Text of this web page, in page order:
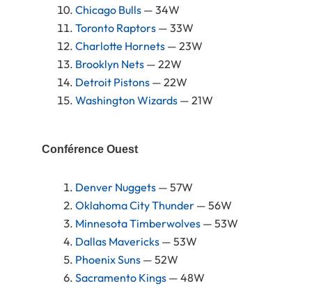
Chicago Bulls — 34W
Toronto Raptors — 33W
Charlotte Hornets — 23W
Brooklyn Nets — 22W
Detroit Pistons — 22W
Washington Wizards — 21W
Conférence Ouest
Denver Nuggets — 57W
Oklahoma City Thunder — 56W
Minnesota Timberwolves — 53W
Dallas Mavericks — 53W
Phoenix Suns — 52W
Sacramento Kings — 48W